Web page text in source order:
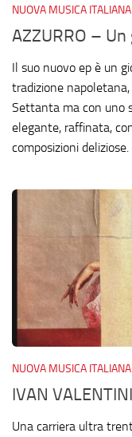
NUOVA MUSICA ITALIANA
AZZURRO –
Il suo nuovo ep è un
tradizione
Settanta ma con uno
elegante, raffinata,
composizioni deliziose.
NUOVA MUSICA ITALIANA
IVAN
Una carriera ultra